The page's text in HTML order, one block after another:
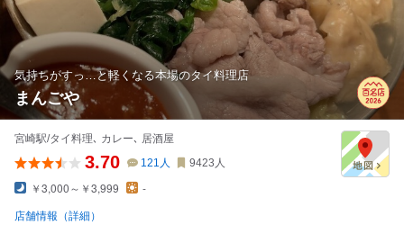
気持ちがすっ…と軽くなる本場のタイ料理店
まんごや
宮崎駅/タイ料理､ カレー､ 居酒屋
3.70 121 人 9423 人
￥3,000～￥3,999 -
店舗情報（詳細）